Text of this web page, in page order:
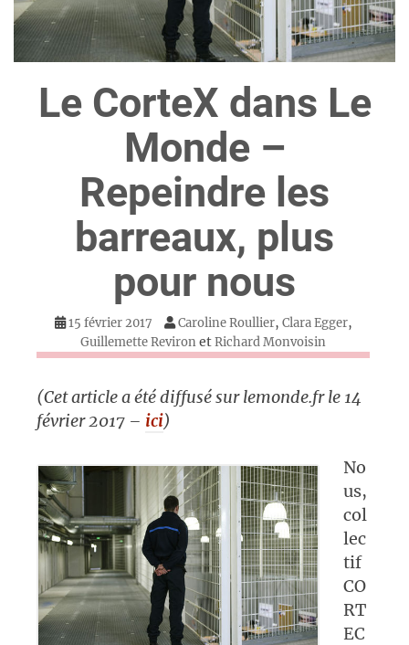
Le CorteX dans Le
Monde –
Repeindre les
barreaux, plus
pour nous
15 février 2017 Caroline Roullier, Clara Egger,
Guillemette RevironetRichard Monvoisin
(Cet article a été diffusé sur lemonde.fr le 14
février 2017 – ici)
No
us,
col
lec
tif
CO
RT
EC